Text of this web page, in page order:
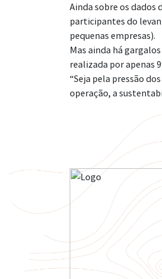
Ainda sobre os dados
participantes do
pequenas empresas).
Mas ainda há
realizada por apenas
“Seja pela pressão
operação, a